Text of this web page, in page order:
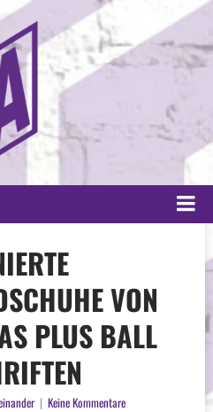
VON
PLUS BALL
| Keine Kommentare